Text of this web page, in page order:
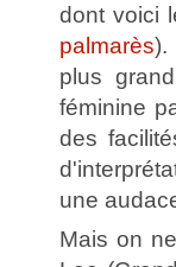
dont voici
palmarès).
plus
féminine
des
une
Mais on